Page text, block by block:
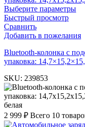
Выберите параметры
Быстрый просмотр
Сравнить
Добавить в пожелания
Bluetooth-колонка с
упаковка:
SKU: 239853
белая
2 999 ₽ Всего 10